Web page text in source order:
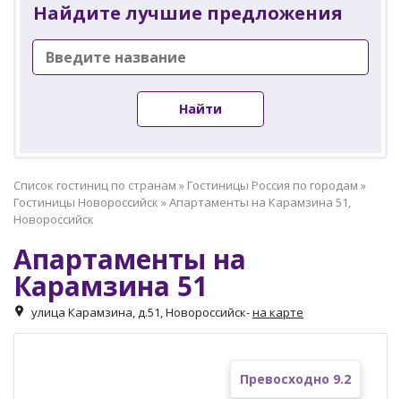
Найдите лучшие предложения
Найти
Список гостиниц по странам » Гостиницы Россия по городам »
Гостиницы Новороссийск »Апартаменты на Карамзина 51,
Новороссийск
Апартаменты на
Карамзина 51
улица Карамзина, д.51, Новороссийск-на карте
Превосходно 9.2